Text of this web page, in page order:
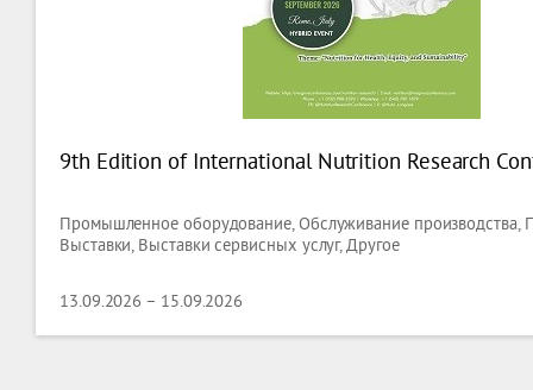
9th Edition of International Nutrition Research
Промышленное оборудование, Обслуживание
Выставки, Выставки сервисных услуг, Другое
13.09.2026 – 15.09.2026